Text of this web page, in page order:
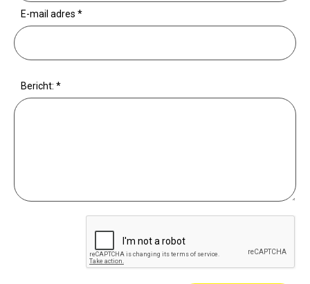
E-mail adres *
Bericht: *